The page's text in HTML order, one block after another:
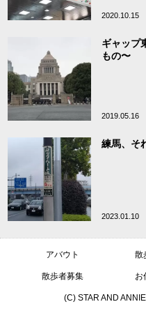
2020.10.15
ギャップ
もの〜
2019.05.16
練馬、そ
2023.01.10
アバウト 散
散歩者募集 お
(C) STAR AND